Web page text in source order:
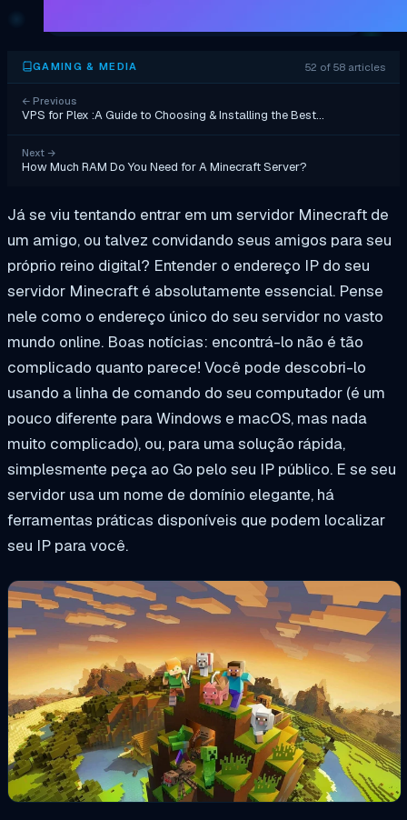
GAMING & MEDIA 52 of 58 articles
← Previous
VPS for Plex :A Guide to Choosing & Installing the Best…
Next →
How Much RAM Do You Need for A Minecraft Server?
Já se viu tentando entrar em um servidor Minecraft de
um amigo, ou talvez convidando seus amigos para seu
próprio reino digital? Entender o endereço IP do seu
servidor Minecraft é absolutamente essencial. Pense
nele como o endereço único do seu servidor no vasto
mundo online. Boas notícias: encontrá-lo não é tão
complicado quanto parece! Você pode descobri-lo
usando a linha de comando do seu computador (é um
pouco diferente para Windows e macOS, mas nada
muito complicado), ou, para uma solução rápida,
simplesmente peça ao Go pelo seu IP público. E se seu
servidor usa um nome de domínio elegante, há
ferramentas práticas disponíveis que podem localizar
seu IP para você.